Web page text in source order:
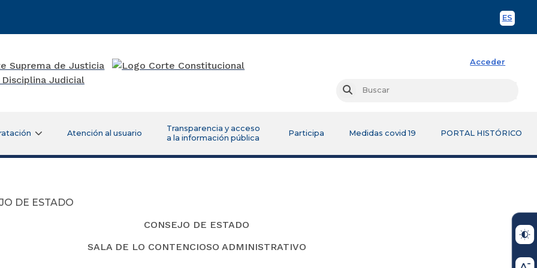
ES
Acceder
Buscar
Atención al usuario
Transparencia y acceso
a la información pública
Participa Medidas covid 19 PORTAL HISTÓRICO
DE ESTADO
CONSEJO DE ESTADO
SALA DE LO CONTENCIOSO ADMINISTRATIVO